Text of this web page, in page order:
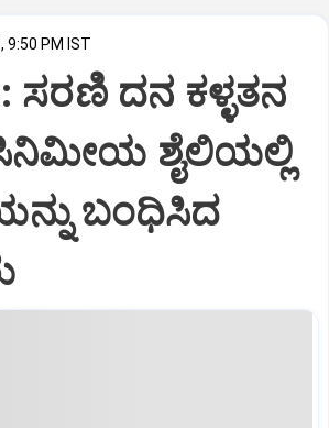
9:50 PM IST
ಸರಣಿ ದನ ಕಳ್ಳತನ
ಶೈಲಿಯಲ್ಲಿ
ಬಂಧಿಸಿದ